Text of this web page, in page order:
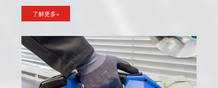
了解更多+